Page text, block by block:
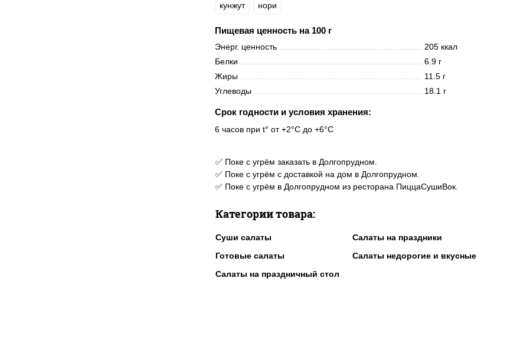
кунжут нори
Пищевая ценность на 100 г
Энерг. ценность
205 ккал
Белки
6.9 г
Жиры
11.5 г
Углеводы
18.1 г
Срок годности и условия хранения:
6 часов при t° от +2°C до +6°C
✅ Поке с угрём заказать в Долгопрудном.
✅ Поке с угрём с доставкой на дом в Долгопрудном.
✅ Поке с угрём в Долгопрудном из ресторана ПиццаСушиВок.
Категории товара:
Суши салаты
Салаты на праздники
Готовые салаты
Салаты недорогие и вкусные
Салаты на праздничный стол